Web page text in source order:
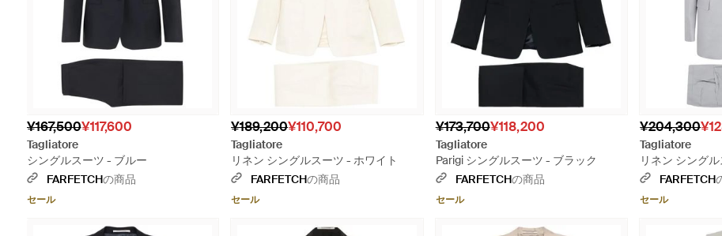
¥167,500¥117,600
Tagliatore
シングルスーツ - ブルー
FARFETCHの商品
セール
¥189,200¥110,700
Tagliatore
リネン シングルスーツ - ホワイト
FARFETCHの商品
セール
¥173,700¥118,200
Tagliatore
Parigi シングルスーツ - ブラック
FARFETCHの商品
セール
¥204,300
Tagliatore
リネン シング
FARFETCH
セール